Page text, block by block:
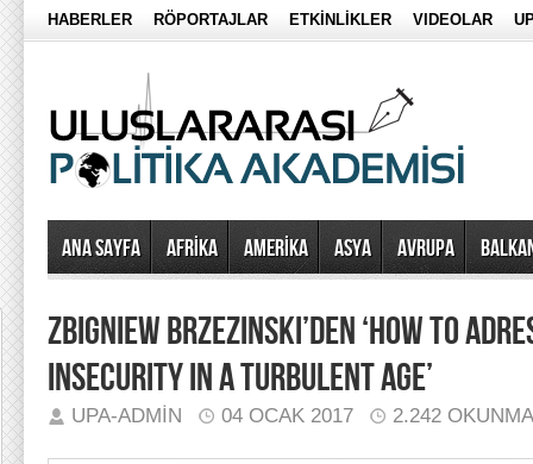
HABERLER RÖPORTAJLAR ETKİNLİKLER VIDEOLAR
Ana Sayfa AFRİKA AMERİKA ASYA AVRUPA
ZBIGNIEW BRZEZINSKI’DEN ‘HOW TO
INSECURITY IN A TURBULENT AGE’
UPA-ADMIN 04 OCAK 2017 2.242 OKUNMA